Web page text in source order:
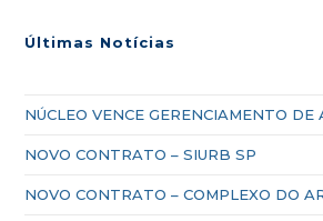
Últimas Notícias
NÚCLEO VENCE GERENCIAMENTO DE
NOVO CONTRATO – SIURB SP
NOVO CONTRATO – COMPLEXO DO